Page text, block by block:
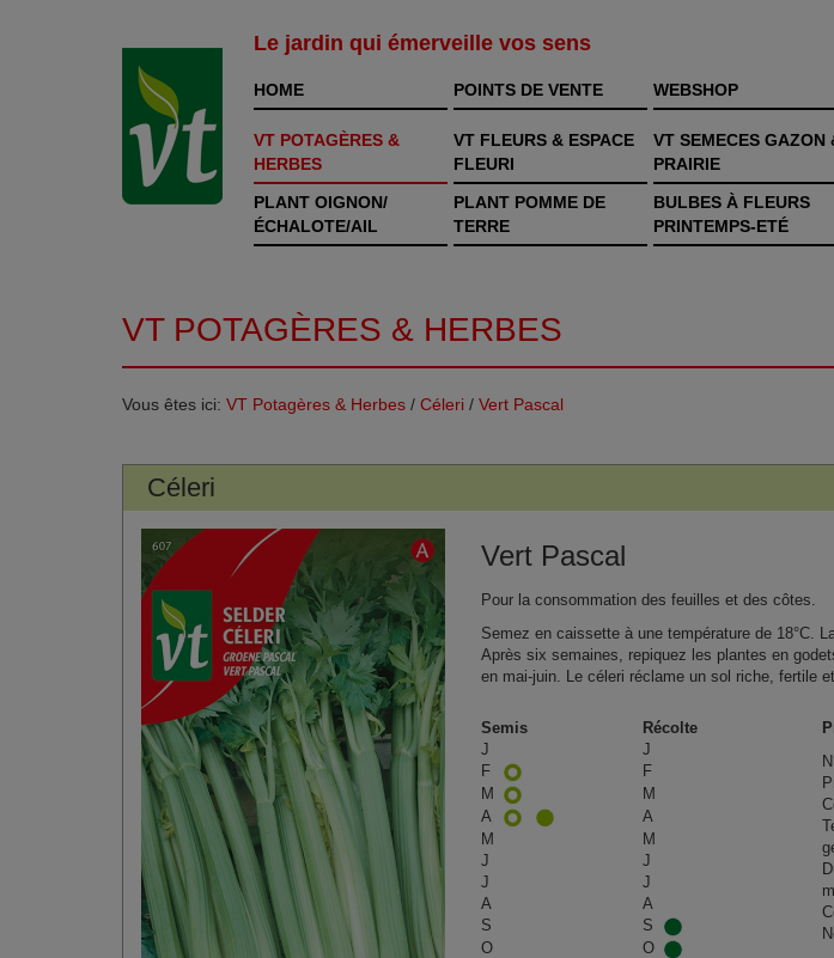
Le jardin qui émerveille vos sens
HOME POINTS DE VENTE WEBSHOP
VT POTAGÈRES &
HERBES
VT FLEURS & ESPACE
FLEURI
VT SEMECES GAZON
PRAIRIE
PLANT OIGNON/
ÉCHALOTE/AIL
PLANT POMME DE
TERRE
BULBES À FLEURS
PRINTEMPS-ETÉ
VT POTAGÈRES & HERBES
Vous êtes ici: VT Potagères & Herbes / Céleri / Vert Pascal
Céleri
Vert Pascal
Pour la consommation des feuilles et des côtes.
Semez en caissette à une température de 18°C.
Après six semaines, repiquez les plantes en
en mai-juin. Le céleri réclame un sol riche, fertile
Semis
Récolte
J
J
F
F
M
M
A
A
M
M
J
J
J
J
A
A
S
S
O
O